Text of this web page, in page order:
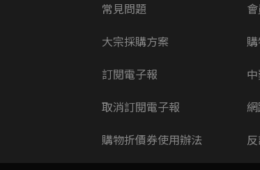
常見問題
大宗採購方案
訂閱電子報
取消訂閱電子報
購物折價券使用辦法